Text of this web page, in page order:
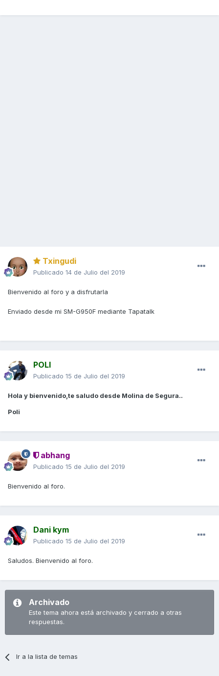
Txingudi
Publicado 14 de Julio del 2019
Bienvenido al foro y a disfrutarla
Enviado desde mi SM-G950F mediante Tapatalk
POLI
Publicado 15 de Julio del 2019
Hola y bienvenido,te saludo desde Molina de Segura..
Poli
abhang
Publicado 15 de Julio del 2019
Bienvenido al foro.
Dani kym
Publicado 15 de Julio del 2019
Saludos. Bienvenido al foro.
Archivado
Este tema ahora está archivado y cerrado a otras
respuestas.
Ir a la lista de temas